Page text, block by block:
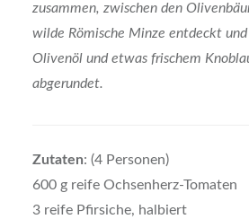
zusammen, zwischen den
wilde Römische Minze entdeckt
Olivenöl und etwas frischem
abgerundet.
Zutaten: (4 Personen)
600 g reife Ochsenherz-Tomaten
3 reife Pfirsiche, halbiert